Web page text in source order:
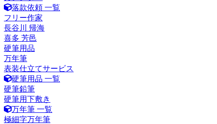
落款依頼 一覧
フリー作家
長谷川 帰海
喜多 芳邑
硬筆用品
万年筆
表装仕立てサービス
硬筆用品 一覧
硬筆鉛筆
硬筆用下敷き
万年筆 一覧
極細字万年筆